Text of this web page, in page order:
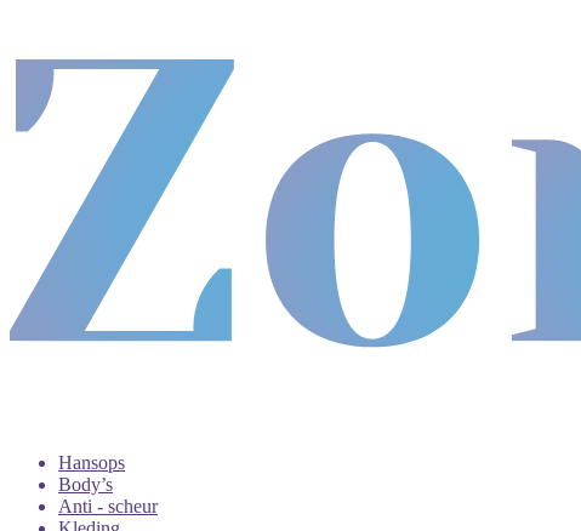
Hansops
Body’s
Anti - scheur